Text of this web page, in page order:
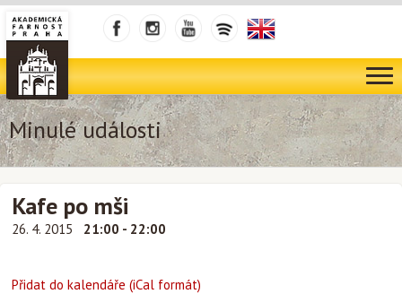
Minulé události
Kafe po mši
26. 4. 2015 21:00 - 22:00
Přidat do kalendáře (iCal formát)